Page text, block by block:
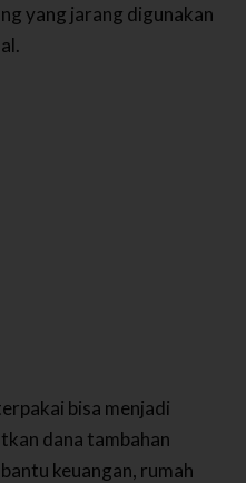
yang jarang digunakan
bisa menjadi
dana tambahan
keuangan, rumah